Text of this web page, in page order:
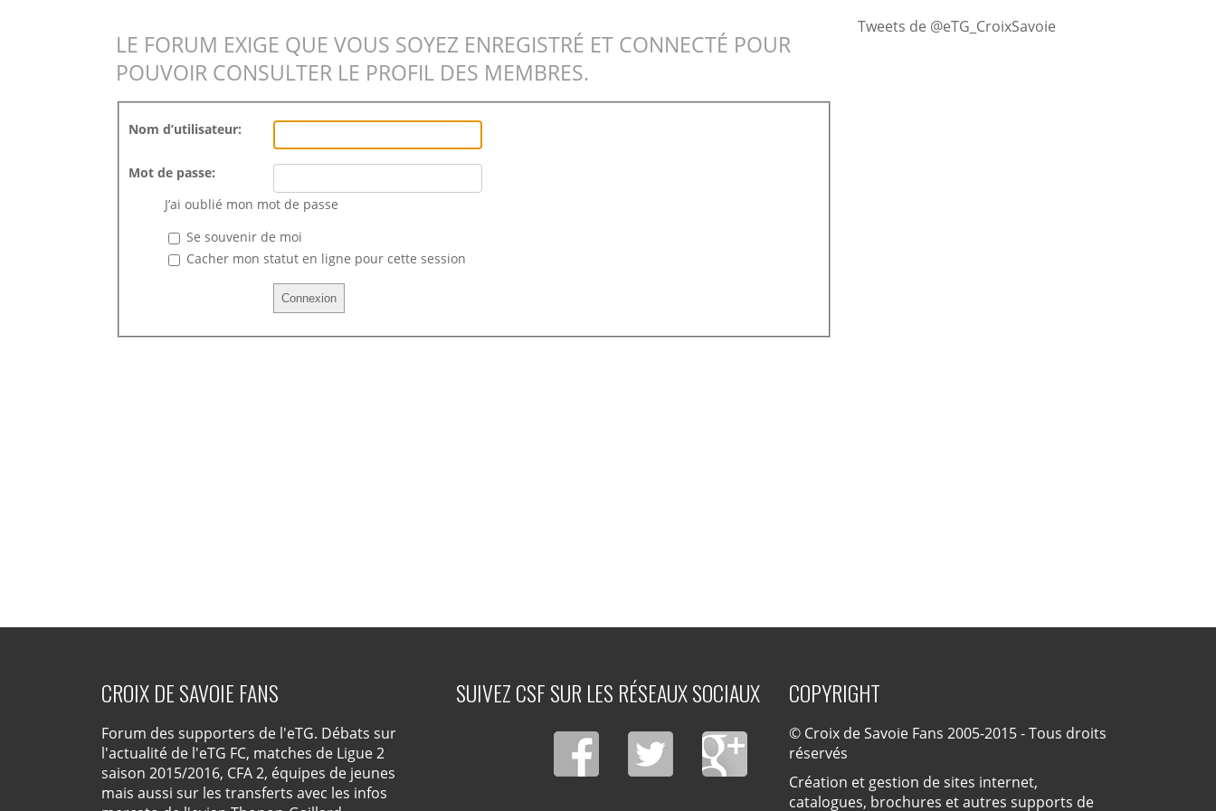
LE FORUM EXIGE QUE VOUS SOYEZ ENREGISTRÉ ET CONNECTÉ POUR
POUVOIR CONSULTER LE PROFIL DES MEMBRES.
Nom d’utilisateur:
Mot de passe:
J’ai oublié mon mot de passe
Se souvenir de moi
Cacher mon statut en ligne pour cette session
Tweets de @eTG_CroixSavoie
CROIX DE SAVOIE FANS
Forum des supporters de l'eTG. Débats sur
l'actualité de l'eTG FC, matches de Ligue 2
saison 2015/2016, CFA 2, équipes de jeunes
mais aussi sur les transferts avec les infos
SUIVEZ CSF SUR LES RÉSEAUX SOCIAUX COPYRIGHT
© Croix de Savoie Fans 2005-2015 - Tous droits
réservés
Création et gestion de sites internet,
catalogues, brochures et autres supports de